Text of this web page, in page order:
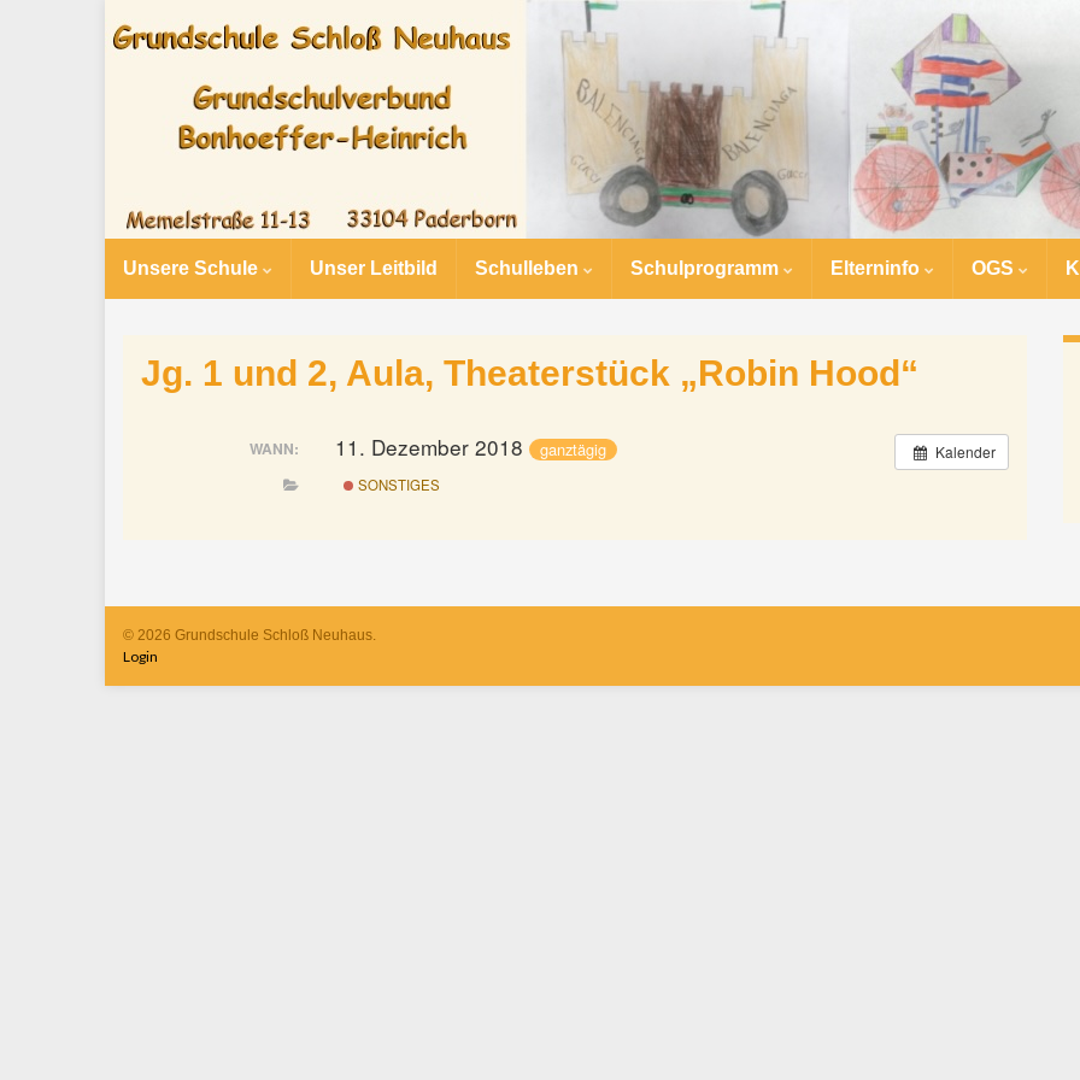
Unsere Schule Unser Leitbild Schulleben Schulprogramm Elterninfo OGS
Jg. 1 und 2, Aula, Theaterstück „Robin Hood“
Kalender
WANN: 11. Dezember 2018 ganztägig
SONSTIGES
© 2026 Grundschule Schloß Neuhaus.
Login